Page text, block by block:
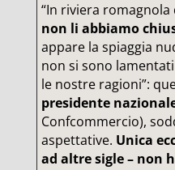
“In riviera
non li abbiamo
appare la spiaggia
non si sono
le nostre ragioni”:
presidente
Confcommercio),
aspettative. Unica
ad altre sigle – non